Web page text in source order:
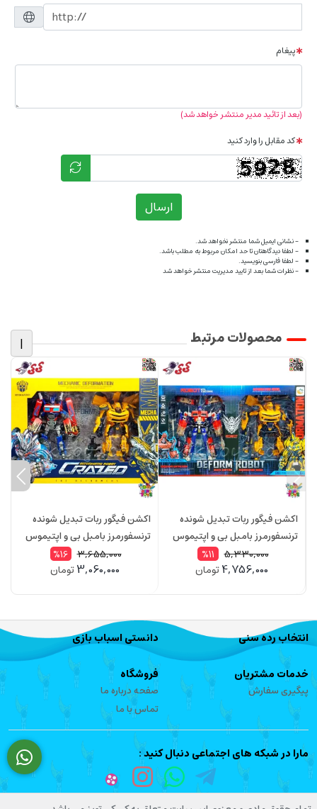
پیغام
(بعد از تائید مدیر منتشر خواهد شد)
کد مقابل را وارد کنید
ارسال
- نشانی ایمیل شما منتشر نخواهد شد.
- لطفا دیدگاهتان تا حد امکان مربوط به مطلب باشد.
- لطفا فارسی بنویسید.
- نظرات شما بعد از تایید مدیریت منتشر خواهد شد
محصولات مرتبط |
اکشن فیگور ربات تبدیل شونده
ترنسفورمرز بامبل بی و اپتیموس
پرایم بزرگ مدل 68912
5,330,000
%11
4,756,000تومان
اکشن فیگور ربات تبدیل شونده
ترنسفورمرز بامبل بی و اپتیموس
پرایم مدل W8825A3,655,000
%16
3,060,000تومان
انتخاب رده سنی دانستی اسباب بازی
خدمات مشتریان
پیگیری سفارش
فروشگاه
صفحه درباره ما
تماس با ما
مارا در شبکه های اجتماعی دنبال کنید :